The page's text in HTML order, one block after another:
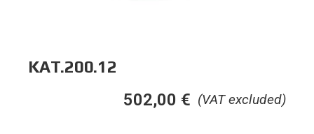
KAT.200.12
(VAT excluded)
502,00 €